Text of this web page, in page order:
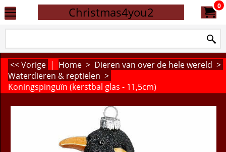
Christmas4you2 0
<< Vorige | Home > Dieren van over de hele wereld >
Waterdieren & reptielen >
Koningspinguïn (kerstbal glas - 11,5cm)